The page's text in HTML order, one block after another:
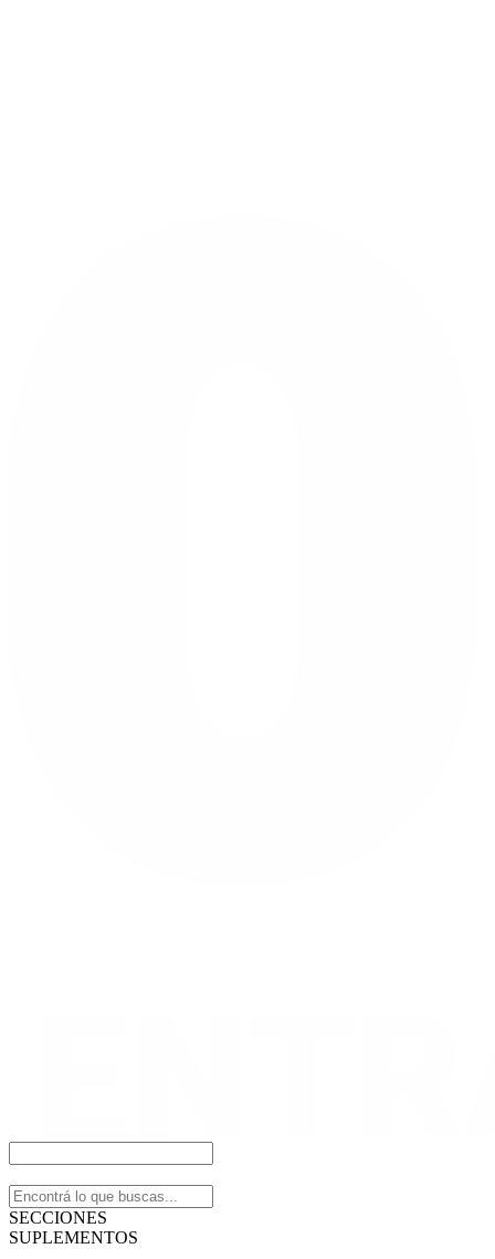
SECCIONES
SUPLEMENTOS